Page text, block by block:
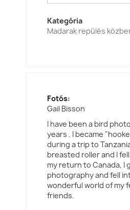
Kategória
Madarak repülés
Fotós:
Gail Bisson
I have been a bird
years . I became
during a trip to
breasted roller and I
my return to Canada, I
photography and fell
wonderful world of my
friends.